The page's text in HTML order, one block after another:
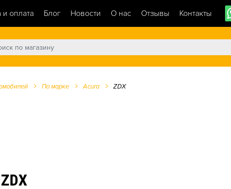
и оплата Блог Новости О нас Отзывы Контакты
По марке Acura ZDX